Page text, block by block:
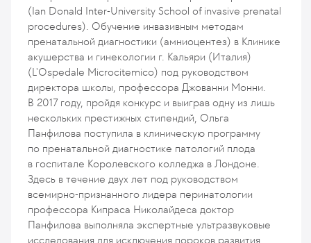
(Ian Donald Inter-University School of invasive prenatal
procedures). Обучение инвазивным методам
пренатальной диагностики (амниоцентез) в Клинике
акушерства и гинекологии г. Кальяри (Италия)
(L'Ospedale Microcitemico) под руководством
директора школы, профессора Джованни Монни.
В 2017 году, пройдя конкурс и выиграв одну из лишь
нескольких престижных стипендий, Ольга
Панфилова поступила в клиническую программу
по пренатальной диагностике патологий плода
в госпитале Королевского колледжа в Лондоне.
Здесь в течение двух лет под руководством
всемирно-признанного лидера перинатологии
профессора Кипраса Николайдеса доктор
Панфилова выполняла экспертные ультразвуковые
исследования для исключения пороков развития